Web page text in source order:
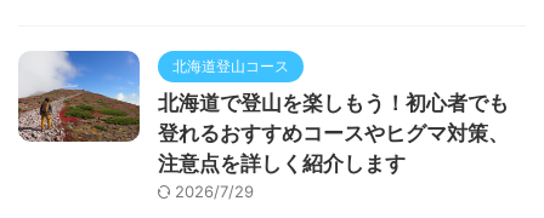
北海道登山コース
北海道で登山を楽しもう！初心者でも
登れるおすすめコースやヒグマ対策、
注意点を詳しく紹介します
2026/7/29